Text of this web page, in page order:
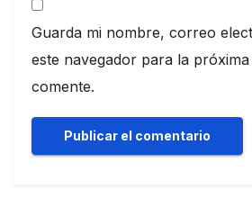
Guarda mi nombre, correo
este navegador para la
comente.